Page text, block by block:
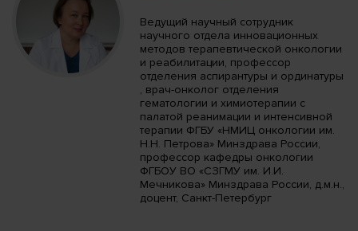
Ведущий научный сотрудник
научного отдела инновационных
методов терапевтической онкологии
и реабилитации, профессор
отделения аспирантуры и ординатуры
, врач-онколог отделения
гематологии и химиотерапии с
палатой реанимации и интенсивной
терапии ФГБУ «НМИЦ онкологии им.
Н.Н. Петрова» Минздрава России,
профессор кафедры онкологии
ФГБОУ ВО «СЗГМУ им. И.И.
Мечникова» Минздрава России, д.м.н.,
доцент, Санкт-Петербург